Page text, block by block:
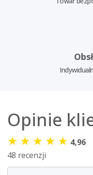
Opinie
★ ★ ★ ★ ★ 4,96
48 recenzji